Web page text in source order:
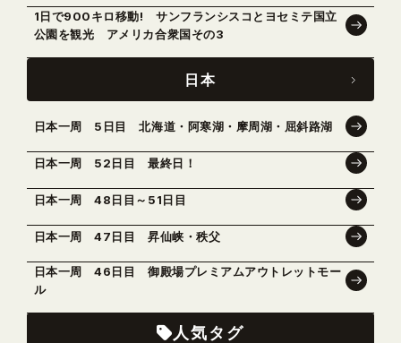
1日で900キロ移動! サンフランシスコとヨセミテ国立
公園を観光 アメリカ合衆国その3
日本
日本一周 5日目 北海道・阿寒湖・摩周湖・屈斜路湖
日本一周 52日目 最終日！
日本一周 48日目～51日目
日本一周 47日目 昇仙峡・秩父
日本一周 46日目 御殿場プレミアムアウトレットモー
ル
人気タグ